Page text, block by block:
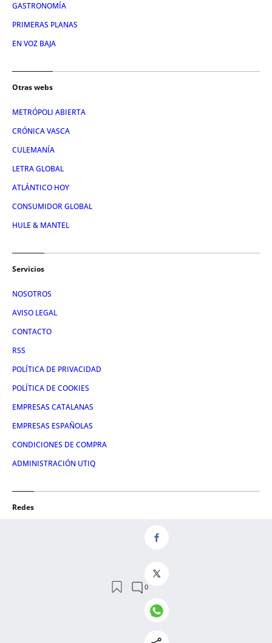
GASTRONOMÍA
PRIMERAS PLANAS
EN VOZ BAJA
Otras webs
METRÓPOLI ABIERTA
CRÓNICA VASCA
CULEMANÍA
LETRA GLOBAL
ATLÁNTICO HOY
CONSUMIDOR GLOBAL
HULE & MANTEL
Servicios
NOSOTROS
AVISO LEGAL
CONTACTO
RSS
POLÍTICA DE PRIVACIDAD
POLÍTICA DE COOKIES
EMPRESAS CATALANAS
EMPRESAS ESPAÑOLAS
CONDICIONES DE COMPRA
ADMINISTRACIÓN UTIQ
Redes